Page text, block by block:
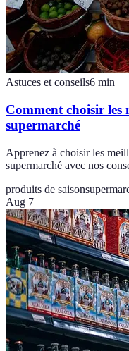
Astuces et conseils6 min
Comment choisir les
supermarché
Apprenez à choisir les
supermarché avec nos
produits de saison
Aug 7